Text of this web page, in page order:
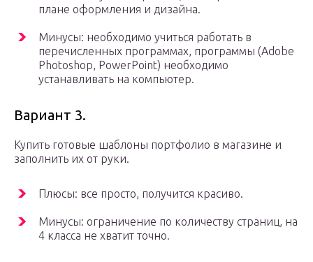
плане оформления и дизайна.
Минусы: необходимо учиться работать в
перечисленных программах, программы (Adobe
Photoshop, PowerPoint) необходимо
устанавливать на компьютер.
Вариант 3.
Купить готовые шаблоны портфолио в магазине и
заполнить их от руки.
Плюсы: все просто, получится красиво.
Минусы: ограничение по количеству страниц, на
4 класса не хватит точно.